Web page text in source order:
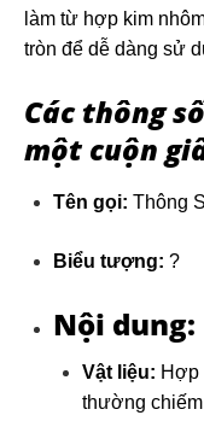
làm từ hợp kim
tròn để dễ dàng sử
Các thông
một cuộn
Tên gọi: Thông
Biểu tượng: ?
Nội dung:
Vật liệu: Hợp
thường